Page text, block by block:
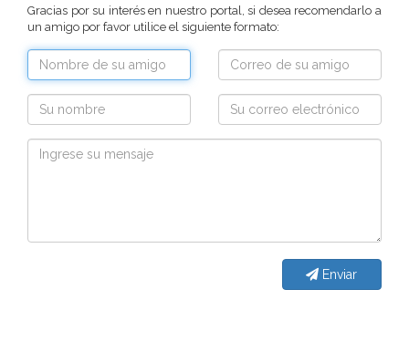
política de tratamiento datos personales.
Gracias por su interés en nuestro portal, si desea recomendarlo a
un amigo por favor utilice el siguiente formato:
Enviar